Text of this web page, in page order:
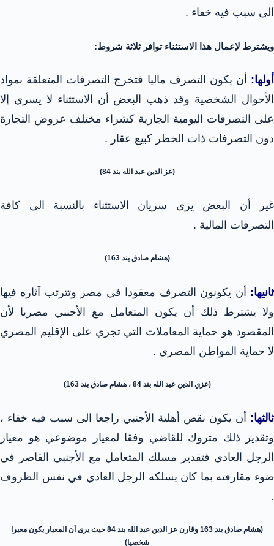
الى سبب فيه خفاء .
ويشترط لإعمال هذا الاستثناء توافر ثلاثة شروط:
أولها:
أن يكون التصرف ماليا فتخرج التصرفات المتعلقة بمواد
الأحوال الشخصية وقد ذهب البعض أن الاستثناء لا يسري إلا
على التصرفات اليومية الجارية كشراء مختلف عروض التجارة
دون التصرفات ذات الخطر كبيع عقار .
(عز الدين عبد الله بند 84)
غير أن البعض يرى سريان الاستثناء بالنسبة الى كافة
التصرفات المالية .
(هشام صادق بند 163)
ثانيها: أن يكونون التصرف معقودا في مصر وتترتب آثاره فيها
ولا يشترط ذلك أن يكون المتعامل مع الأجنبي مصريا لأن
المقصود هو حماية المعاملات التي تجري على الإقليم المصري
لا حماية المواطن المصري .
(عزي الدين عبد الله بند 84 ، هشام صادق بند 163)
ثالثها: أن يكون نقص أهلية الأجنبي راجعا الى سبب فيه خفاء ،
وتقدير ذلك متروك للقاضي وفقا لمعيار موضوعي هو معيار
الرجل العادي فتقدير مسلك المتعامل مع الأجنبي القاصر في
ضوء مقارفته بما كان يسلكه الرجل العادي في نفس الظروف
.
(هشام صادق بند 163 وقارن عز الدين عبد الله بند 84 حيث يرى أن المعيار يكون معيرا
شخصيا)